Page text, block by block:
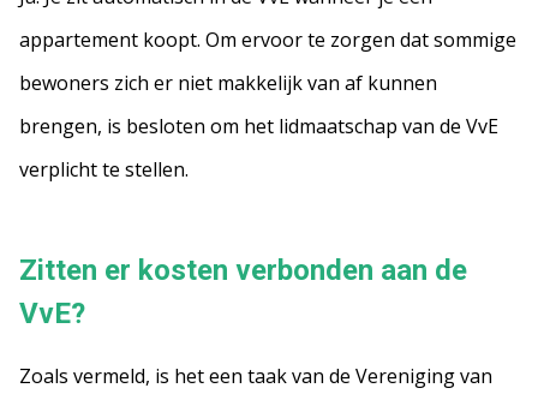
appartement koopt. Om ervoor te zorgen dat sommige
bewoners zich er niet makkelijk van af kunnen
brengen, is besloten om het lidmaatschap van de VvE
verplicht te stellen.
Zitten er kosten verbonden aan de
VvE?
Zoals vermeld, is het een taak van de Vereniging van